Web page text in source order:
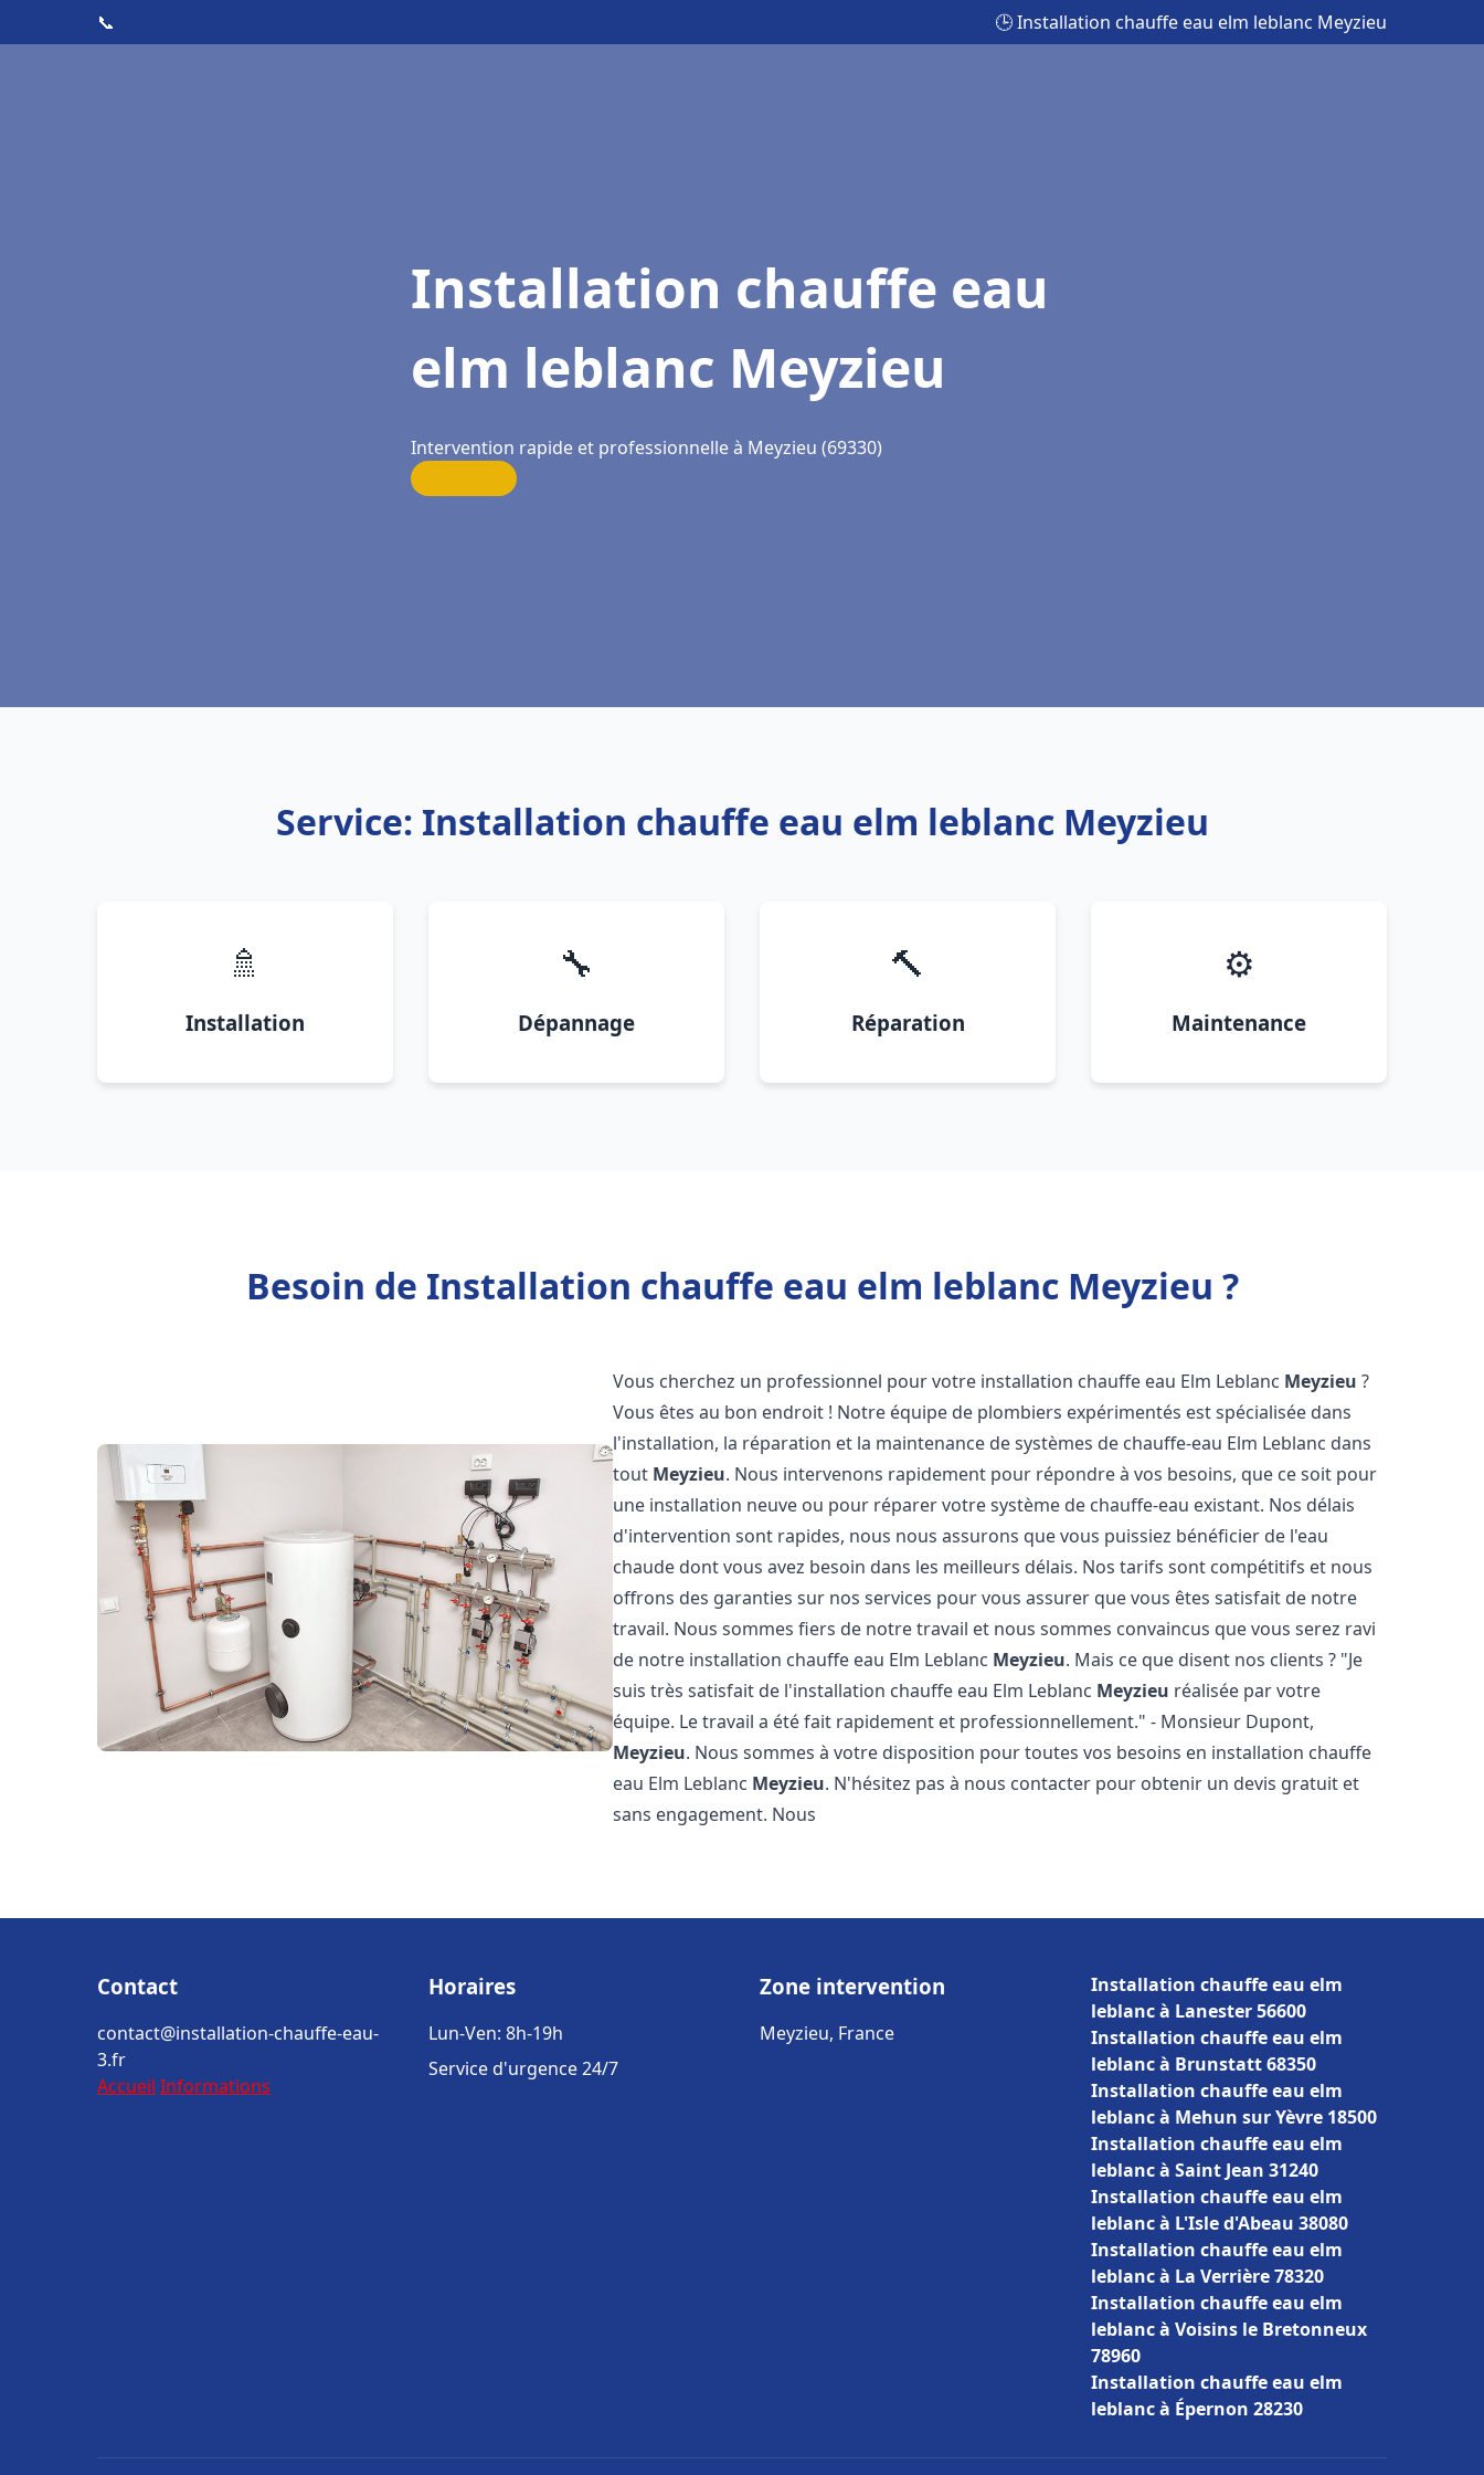
📞 🕒 Installation chauffe eau elm leblanc Meyzieu
Installation chauffe eau
elm leblanc Meyzieu
Intervention rapide et professionnelle à Meyzieu (69330)
Service: Installation chauffe eau elm leblanc Meyzieu
🚿
Installation
🔧
Dépannage
🔨
Réparation
⚙️
Maintenance
Besoin de Installation chauffe eau elm leblanc Meyzieu ?
Vous cherchez un professionnel pour votre installation chauffe eau Elm Leblanc Meyzieu ?
Vous êtes au bon endroit ! Notre équipe de plombiers expérimentés est spécialisée dans
l'installation, la réparation et la maintenance de systèmes de chauffe-eau Elm Leblanc dans
tout Meyzieu. Nous intervenons rapidement pour répondre à vos besoins, que ce soit pour
une installation neuve ou pour réparer votre système de chauffe-eau existant. Nos délais
d'intervention sont rapides, nous nous assurons que vous puissiez bénéficier de l'eau
chaude dont vous avez besoin dans les meilleurs délais. Nos tarifs sont compétitifs et nous
offrons des garanties sur nos services pour vous assurer que vous êtes satisfait de notre
travail. Nous sommes fiers de notre travail et nous sommes convaincus que vous serez ravi
de notre installation chauffe eau Elm Leblanc Meyzieu. Mais ce que disent nos clients ? "Je
suis très satisfait de l'installation chauffe eau Elm Leblanc Meyzieu réalisée par votre
équipe. Le travail a été fait rapidement et professionnellement." - Monsieur Dupont,
Meyzieu. Nous sommes à votre disposition pour toutes vos besoins en installation chauffe
eau Elm Leblanc Meyzieu. N'hésitez pas à nous contacter pour obtenir un devis gratuit et
sans engagement. Nous
Contact
contact@installation-chauffe-eau-
3.fr
Accueil Informations
Horaires
Lun-Ven: 8h-19h
Service d'urgence 24/7
Zone intervention
Meyzieu, France
Installation chauffe eau elm
leblanc à Lanester 56600
Installation chauffe eau elm
leblanc à Brunstatt 68350
Installation chauffe eau elm
leblanc à Mehun sur Yèvre 18500
Installation chauffe eau elm
leblanc à Saint Jean 31240
Installation chauffe eau elm
leblanc à L'Isle d'Abeau 38080
Installation chauffe eau elm
leblanc à La Verrière 78320
Installation chauffe eau elm
leblanc à Voisins le Bretonneux
78960
Installation chauffe eau elm
leblanc à Épernon 28230